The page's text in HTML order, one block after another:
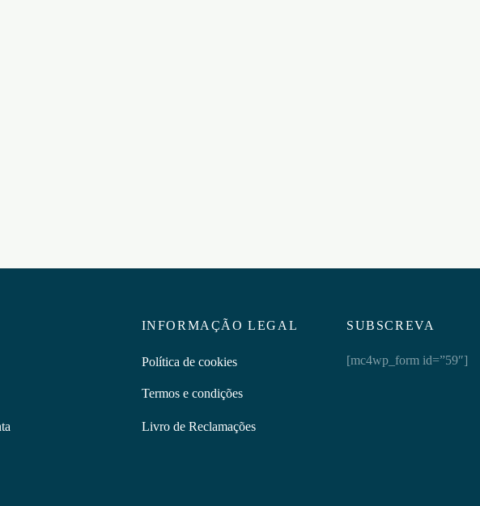
SUBSCREVA
[mc4wp_form id=”59″]
INFORMAÇÃO LEGAL
Política de cookies
Termos e condições
Livro de Reclamações